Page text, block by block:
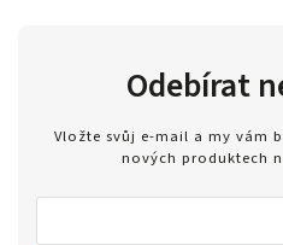
Odebírat
Vložte svůj e-mail a my vám
nových produktech